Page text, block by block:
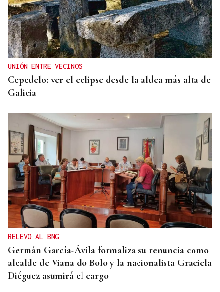
UNIÓN ENTRE VECINOS
Cepedelo: ver el eclipse desde la aldea más alta de
Galicia
RELEVO AL BNG
Germán García-Ávila formaliza su renuncia como
alcalde de Viana do Bolo y la nacionalista Graciela
Diéguez asumirá el cargo